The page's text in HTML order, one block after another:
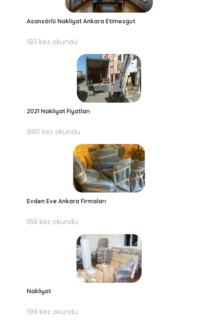
Asansörlü Nakliyat Ankara Etimesgut
193 kez okundu
2021 Nakliyat Fiyatları
980 kez okundu
Evden Eve Ankara Firmaları
168 kez okundu
Nakliyat
199 kez okundu